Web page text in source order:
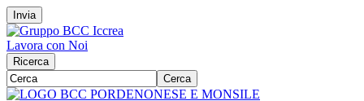
Invia
Lavora con Noi
Ricerca
Cerca